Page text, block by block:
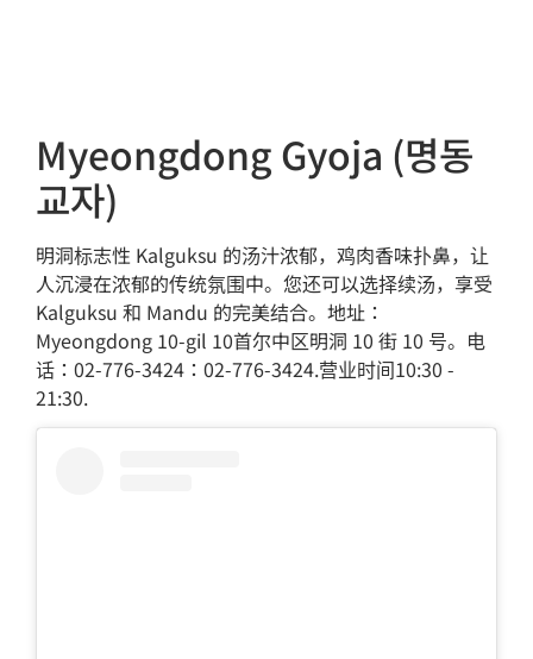
Myeongdong Gyoja (명동
교자)
明洞标志性 Kalguksu 的汤汁浓郁，鸡肉香味扑鼻，让
人沉浸在浓郁的传统氛围中。您还可以选择续汤，享受
Kalguksu 和 Mandu 的完美结合。地址：
Myeongdong 10-gil 10首尔中区明洞 10 街 10 号。电
话：02-776-3424：02-776-3424.营业时间10:30 -
21:30.